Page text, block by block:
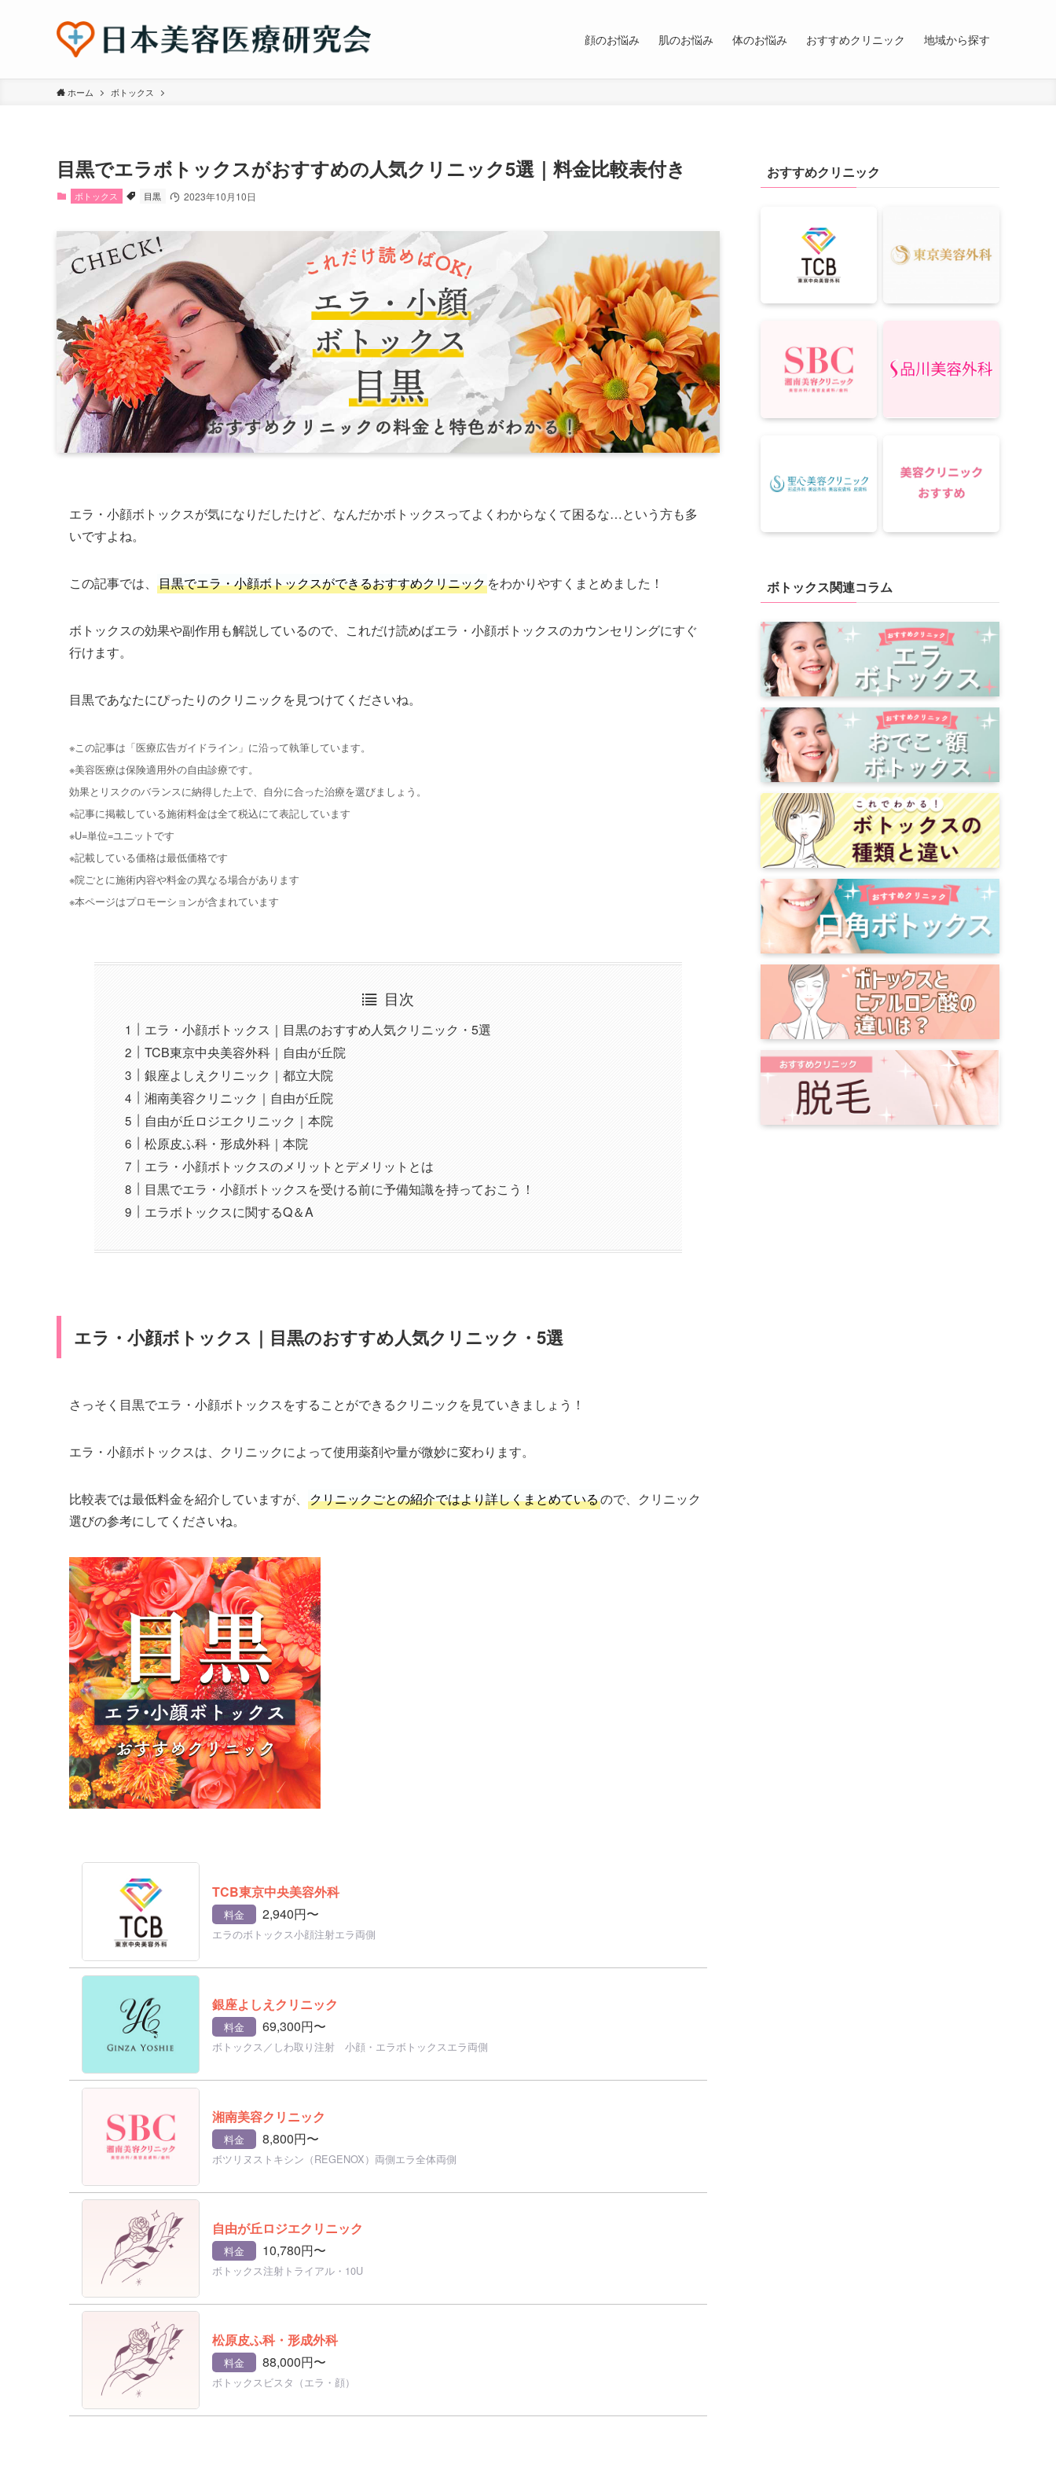
顔のお悩み 肌のお悩み 体のお悩み おすすめクリニック 地域から探す
ホーム ボトックス
目黒でエラボトックスがおすすめの人気クリニック5選｜料金比較表付き
ボトックス 目黒 2023年10月10日
エラ・小顔ボトックスが気になりだしたけど、なんだかボトックスってよくわからなくて困るな…という方も多
いですよね。
この記事では、 目黒でエラ・小顔ボトックスができるおすすめクリニックをわかりやすくまとめました！
ボトックスの効果や副作用も解説しているので、これだけ読めばエラ・小顔ボトックスのカウンセリングにすぐ
行けます。
目黒であなたにぴったりのクリニックを見つけてくださいね。
※この記事は「医療広告ガイドライン」に沿って執筆しています。
※美容医療は保険適用外の自由診療です。
効果とリスクのバランスに納得した上で、自分に合った治療を選びましょう。
※記事に掲載している施術料金は全て税込にて表記しています
※U=単位=ユニットです
※記載している価格は最低価格です
※院ごとに施術内容や料金の異なる場合があります
※本ページはプロモーションが含まれています
目次
エラ・小顔ボトックス｜目黒のおすすめ人気クリニック・5選
TCB東京中央美容外科｜自由が丘院
銀座よしえクリニック｜都立大院
湘南美容クリニック｜自由が丘院
自由が丘ロジエクリニック｜本院
松原皮ふ科・形成外科｜本院
エラ・小顔ボトックスのメリットとデメリットとは
目黒でエラ・小顔ボトックスを受ける前に予備知識を持っておこう！
エラボトックスに関するQ＆A
エラ・小顔ボトックス｜目黒のおすすめ人気クリニック・5選
さっそく目黒でエラ・小顔ボトックスをすることができるクリニックを見ていきましょう！
エラ・小顔ボトックスは、クリニックによって使用薬剤や量が微妙に変わります。
比較表では最低料金を紹介していますが、 クリニックごとの紹介ではより詳しくまとめているので、クリニック
選びの参考にしてくださいね。
TCB東京中央美容外科
料金 2,940円〜
エラのボトックス小顔注射エラ両側
銀座よしえクリニック
料金 69,300円〜
ボトックス／しわ取り注射 小顔・エラボトックスエラ両側
湘南美容クリニック
料金 8,800円〜
ボツリヌストキシン（REGENOX）両側エラ全体両側
自由が丘ロジエクリニック
料金 10,780円〜
ボトックス注射トライアル・10U
松原皮ふ科・形成外科
料金 88,000円〜
ボトックスビスタ（エラ・顔）
おすすめクリニック
ボトックス関連コラム